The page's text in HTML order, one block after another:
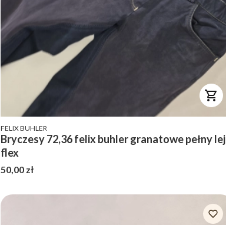
PRODUCENT
FELIX BUHLER
Bryczesy 72,36 felix buhler granatowe pełny lej
flex
Cena
50,00 zł